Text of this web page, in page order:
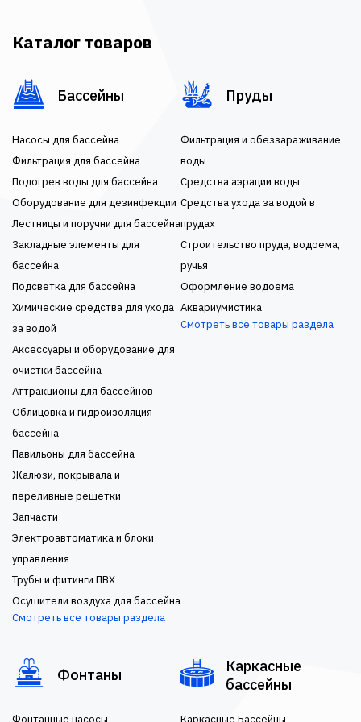
Каталог товаров
Бассейны
Насосы для бассейна
Фильтрация для бассейна
Подогрев воды для бассейна
Оборудование для дезинфекции
Лестницы и поручни для бассейна
Закладные элементы для
бассейна
Подсветка для бассейна
Химические средства для ухода
за водой
Аксессуары и оборудование для
очистки бассейна
Аттракционы для бассейнов
Облицовка и гидроизоляция
бассейна
Павильоны для бассейна
Жалюзи, покрывала и
переливные решетки
Запчасти
Электроавтоматика и блоки
управления
Трубы и фитинги ПВХ
Осушители воздуха для бассейна
Смотреть все товары раздела
Пруды
Фильтрация и обеззараживание
воды
Средства аэрации воды
Средства ухода за водой в
прудах
Строительство пруда, водоема,
ручья
Оформление водоема
Аквариумистика
Смотреть все товары раздела
Фонтаны
Фонтанные насосы
Каркасные
бассейны
Каркасные Бассейны